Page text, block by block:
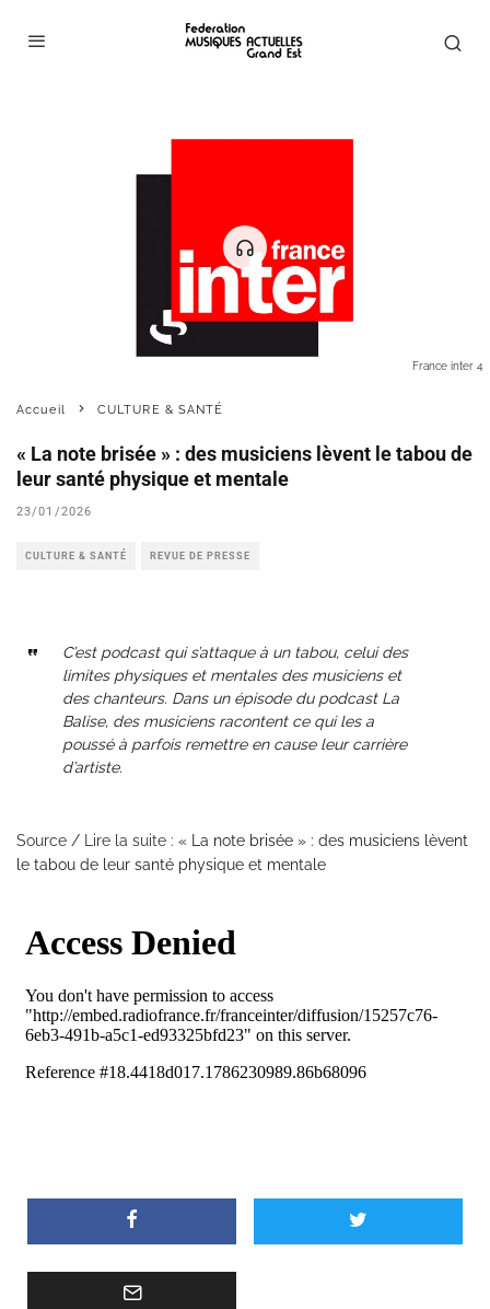
France inter 4
Accueil CULTURE & SANTÉ
« La note brisée » : des musiciens lèvent le tabou de
leur santé physique et mentale
23/01/2026
CULTURE & SANTÉ REVUE DE PRESSE
C’est podcast qui s’attaque à un tabou, celui des
limites physiques et mentales des musiciens et
des chanteurs. Dans un épisode du podcast La
Balise, des musiciens racontent ce qui les a
poussé à parfois remettre en cause leur carrière
d’artiste.
Source / Lire la suite : « La note brisée » : des musiciens lèvent
le tabou de leur santé physique et mentale